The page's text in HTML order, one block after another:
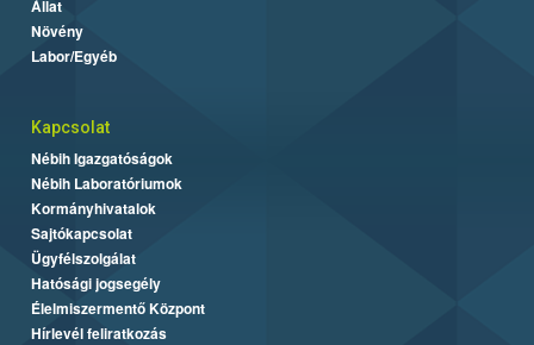
Állat
Növény
Labor/Egyéb
Kapcsolat
Nébih Igazgatóságok
Nébih Laboratóriumok
Kormányhivatalok
Sajtókapcsolat
Ügyfélszolgálat
Hatósági jogsegély
Élelmiszermentő Központ
Hírlevél feliratkozás